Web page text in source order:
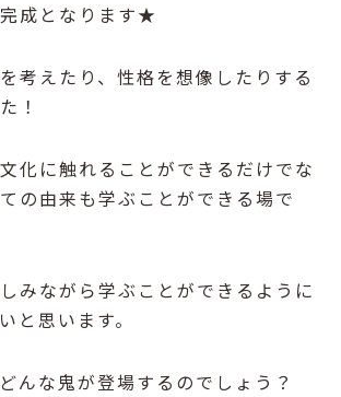
成となります★
考えたり、性格を想像したりする
！
化に触れることができるだけでな
の由来も学ぶことができる場で
みながら学ぶことができるように
と思います。
んな鬼が登場するのでしょう？